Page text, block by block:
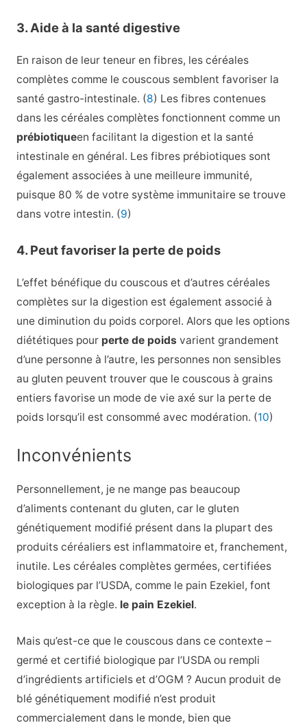
3. Aide à la santé digestive
En raison de leur teneur en fibres, les céréales
complètes comme le couscous semblent favoriser la
santé gastro-intestinale. (8) Les fibres contenues
dans les céréales complètes fonctionnent comme un
prébiotiqueen facilitant la digestion et la santé
intestinale en général. Les fibres prébiotiques sont
également associées à une meilleure immunité,
puisque 80 % de votre système immunitaire se trouve
dans votre intestin. (9)
4. Peut favoriser la perte de poids
L’effet bénéfique du couscous et d’autres céréales
complètes sur la digestion est également associé à
une diminution du poids corporel. Alors que les options
diététiques pour perte de poids varient grandement
d’une personne à l’autre, les personnes non sensibles
au gluten peuvent trouver que le couscous à grains
entiers favorise un mode de vie axé sur la perte de
poids lorsqu’il est consommé avec modération. (10)
Inconvénients
Personnellement, je ne mange pas beaucoup
d’aliments contenant du gluten, car le gluten
génétiquement modifié présent dans la plupart des
produits céréaliers est inflammatoire et, franchement,
inutile. Les céréales complètes germées, certifiées
biologiques par l’USDA, comme le pain Ezekiel, font
exception à la règle. le pain Ezekiel.
Mais qu’est-ce que le couscous dans ce contexte –
germé et certifié biologique par l’USDA ou rempli
d’ingrédients artificiels et d’OGM ? Aucun produit de
blé génétiquement modifié n’est produit
commercialement dans le monde, bien que